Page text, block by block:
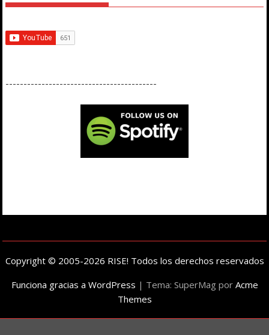
------------------------------------------
Copyright © 2005-2026 RISE! Todos los derechos reservados
Funciona gracias a WordPress | Tema: SuperMag por Acme
Themes